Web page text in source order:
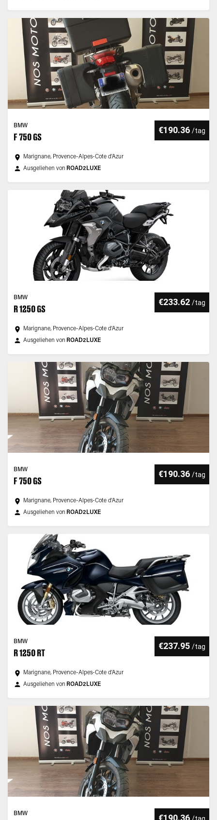
BMW
F 750 GS
€190.36 /tag
Marignane, Provence-Alpes-Cote d'Azur
Ausgeliehen von ROAD2LUXE
BMW
R 1250 GS
€233.62 /tag
Marignane, Provence-Alpes-Cote d'Azur
Ausgeliehen von ROAD2LUXE
BMW
F 750 GS
€190.36 /tag
Marignane, Provence-Alpes-Cote d'Azur
Ausgeliehen von ROAD2LUXE
BMW
R 1250 RT
€237.95 /tag
Marignane, Provence-Alpes-Cote d'Azur
Ausgeliehen von ROAD2LUXE
BMW €190.36